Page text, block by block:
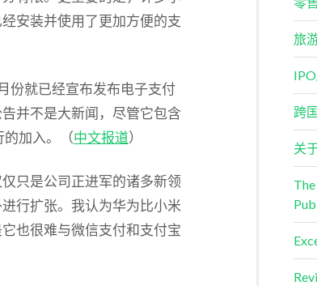
安装并使用了更加方便的支
份就已经宣布发布电子支付
并不是大新闻，尽管它包含
加入。（中文报道）
只是公司正进军的诸多新领
行扩张。我认为华为比小米
也很难与微信支付和支付宝
旅
跨
关